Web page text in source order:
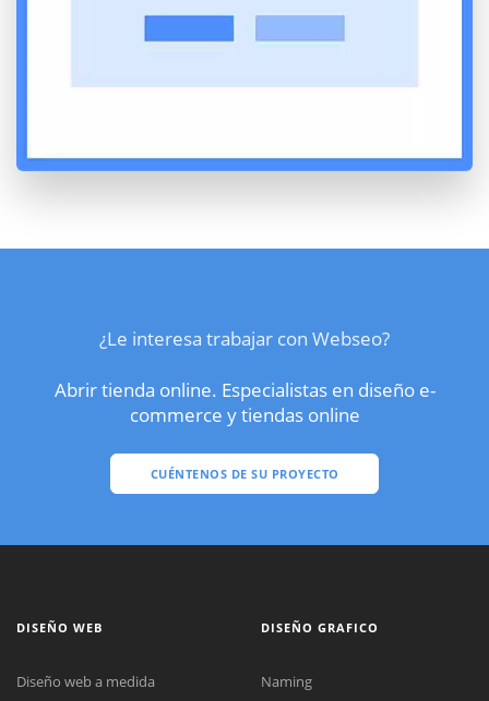
¿Le interesa trabajar con Webseo?
Abrir tienda online. Especialistas en diseño e-
commerce y tiendas online
CUÉNTENOS DE SU PROYECTO
DISEÑO WEB
Diseño web a medida
DISEÑO GRAFICO
Naming